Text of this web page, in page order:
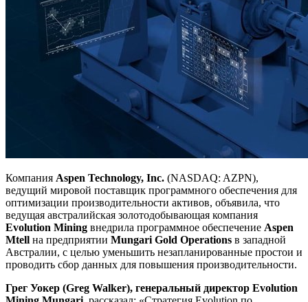
Компания Aspen Technology, Inc. (NASDAQ: AZPN),
ведущий мировой поставщик программного обеспечения для
оптимизации производительности активов, объявила, что
ведущая австралийская золотодобывающая компания
Evolution Mining внедрила программное обеспечение Aspen
Mtell на предприятии Mungari Gold Operations в западной
Австралии, с целью уменьшить незапланированные простои и
проводить сбор данных для повышения производительности.
Грег Уокер (Greg Walker), генеральный директор Evolution